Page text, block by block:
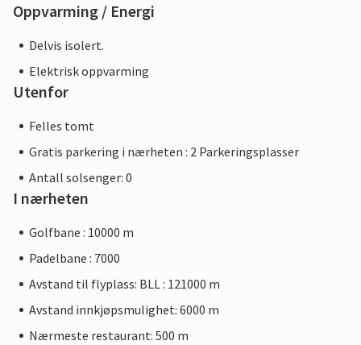
Oppvarming / Energi
Delvis isolert.
Elektrisk oppvarming
Utenfor
Felles tomt
Gratis parkering i nærheten : 2 Parkeringsplasser
Antall solsenger: 0
I nærheten
Golfbane : 10000 m
Padelbane : 7000
Avstand til flyplass: BLL : 121000 m
Avstand innkjøpsmulighet: 6000 m
Nærmeste restaurant: 500 m